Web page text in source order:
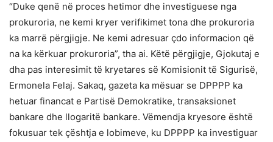
“Duke qenë në proces hetimor dhe investiguese nga
prokuroria, ne kemi kryer verifikimet tona dhe prokuroria
ka marrë përgjigje. Ne kemi adresuar çdo informacion që
na ka kërkuar prokuroria”, tha ai. Këtë përgjigje, Gjokutaj e
dha pas interesimit të kryetares së Komisionit të Sigurisë,
Ermonela Felaj. Sakaq, gazeta ka mësuar se DPPPP ka
hetuar financat e Partisë Demokratike, transaksionet
bankare dhe llogaritë bankare. Vëmendja kryesore është
fokusuar tek çështja e lobimeve, ku DPPPP ka investiguar